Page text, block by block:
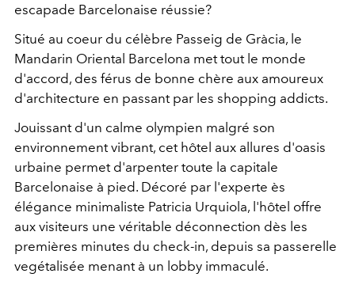
escapade Barcelonaise réussie?
Situé au coeur du célèbre Passeig de Gràcia, le
Mandarin Oriental Barcelona met tout le monde
d'accord, des férus de bonne chère aux amoureux
d'architecture en passant par les shopping addicts.
Jouissant d'un calme olympien malgré son
environnement vibrant, cet hôtel aux allures d'oasis
urbaine permet d'arpenter toute la capitale
Barcelonaise à pied. Décoré par l'experte ès
élégance minimaliste Patricia Urquiola, l'hôtel offre
aux visiteurs une véritable déconnection dès les
premières minutes du check-in, depuis sa passerelle
vegétalisée menant à un lobby immaculé.